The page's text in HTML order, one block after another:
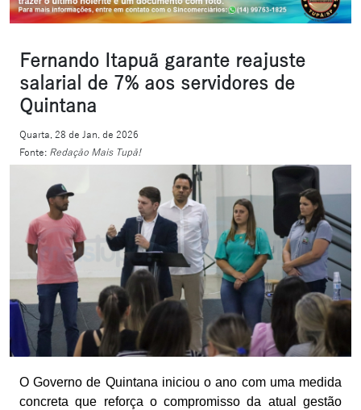
Fernando Itapuã garante reajuste
salarial de 7% aos servidores de
Quintana
Quarta, 28 de Jan. de 2026
Fonte: Redação Mais Tupã!
O Governo de Quintana iniciou o ano com uma medida
concreta que reforça o compromisso da atual gestão